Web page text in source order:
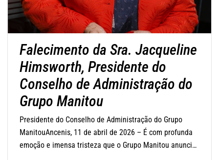
Falecimento da Sra. Jacqueline
Himsworth, Presidente do
Conselho de Administração do
Grupo Manitou
Presidente do Conselho de Administração do Grupo
ManitouAncenis, 11 de abril de 2026 – É com profunda
emoção e imensa tristeza que o Grupo Manitou anuncia